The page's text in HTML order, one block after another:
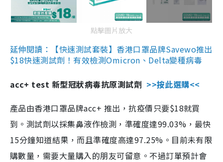
點擊圖片放大
延伸閱讀：【快速測試套裝】香港口罩品牌Savewo推出
$18快速測試劑！有效檢測Omicron、Delta變種病毒
acc+ test 新型冠狀病毒抗原測試劑 >>按此選購<<
產品由香港口罩品牌acc+ 推出，抗疫價只要$18就買
到。測試劑以採集鼻液作檢測，準確度達99.03%，最快
15分鐘知道結果，而且準確度高達97.25%。目前未有限
購數量，需要大量購入的朋友可留意。不過訂單預計會